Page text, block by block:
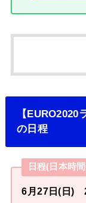
【
の日程
日程(日本時
6月27日(日)